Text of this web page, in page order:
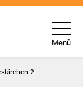
Menü
2